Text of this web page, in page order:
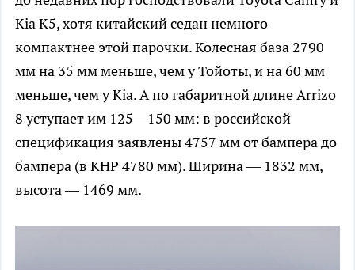
Kia K5, хотя китайский седан немного
компактнее этой парочки. Колесная база 2790
мм на 35 мм меньше, чем у Тойоты, и на 60 мм
меньше, чем у Kia. А по габаритной длине Arrizo
8 уступает им 125—150 мм: в российской
спецификация заявлены 4757 мм от бампера до
бампера (в КНР 4780 мм). Ширина — 1832 мм,
высота — 1469 мм.